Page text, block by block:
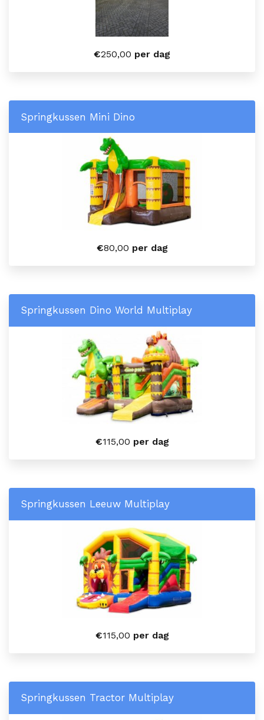
€250,00 per dag
Springkussen Mini Dino
€80,00 per dag
Springkussen Dino World Multiplay
€115,00 per dag
Springkussen Leeuw Multiplay
€115,00 per dag
Springkussen Tractor Multiplay